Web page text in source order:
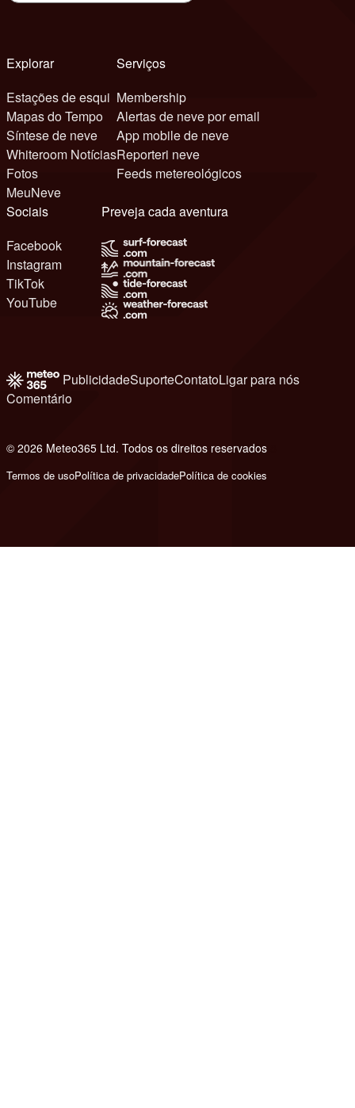
Explorar
Estações de esqui
Mapas do Tempo
Síntese de neve
Whiteroom Notícias
Fotos
MeuNeve
Serviços
Membership
Alertas de neve por email
App mobile de neve
Reporteri neve
Feeds metereológicos
Sociais
Facebook
Instagram
TikTok
YouTube
Preveja cada aventura
PublicidadeSuporteContatoLigar para nós
Comentário
© 2026 Meteo365 Ltd. Todos os direitos reservados
Termos de usoPolítica de privacidadePolítica de cookies